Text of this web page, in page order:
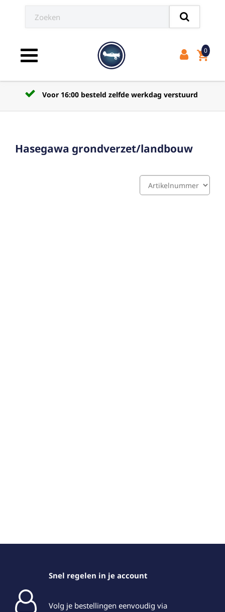
Toggle navigation shopping_cart
0
Voor 16:00 besteld zelfde werkdag verstuurd
Hasegawa grondverzet/landbouw
Snel regelen in je account
Volg je bestellingen eenvoudig via